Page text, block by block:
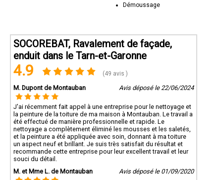
Démoussage
SOCOREBAT, Ravalement de façade,
enduit dans le Tarn-et-Garonne
4.9 (49 avis )
M. Dupont de Montauban Avis déposé le 22/06/2024
J'ai récemment fait appel à une entreprise pour le nettoyage et
la peinture de la toiture de ma maison à Montauban. Le travail a
été effectué de manière professionnelle et rapide. Le
nettoyage a complètement éliminé les mousses et les saletés,
et la peinture a été appliquée avec soin, donnant à ma toiture
un aspect neuf et brillant. Je suis très satisfait du résultat et
recommande cette entreprise pour leur excellent travail et leur
souci du détail.
M. et Mme L. de Montauban
Avis déposé le 01/09/2020